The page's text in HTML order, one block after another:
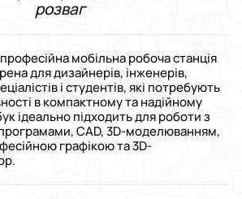
розваг
мобільна робоча станція
для дизайнерів, інженерів,
і студентів, які потребують
в компактному та надійному
ідеально підходить для роботи з
CAD, 3D-моделюванням,
графікою та 3D-